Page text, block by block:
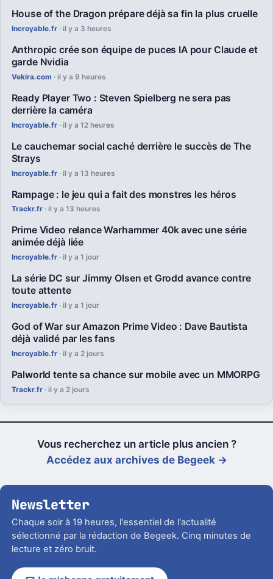
House of the Dragon prépare déjà sa fin la plus cruelle
Incroyable.fr· il y a 3 heures
Anthropic crée son équipe de puces IA pour Claude et
garde Nvidia
Vekira.com · il y a 9 heures
Ready Player Two : Steven Spielberg ne sera pas
derrière la caméra
Incroyable.fr· il y a 12 heures
Le cauchemar social caché derrière le succès de The
Strays
Incroyable.fr· il y a 13 heures
Rampage : le jeu qui a fait des monstres les héros
Trackr.fr· il y a 13 heures
Prime Video relance Warhammer 40k avec une série
animée déjà liée
Incroyable.fr· il y a 1 jour
La série DC sur Jimmy Olsen et Grodd avance contre
toute attente
Incroyable.fr· il y a 1 jour
God of War sur Amazon Prime Video : Dave Bautista
déjà validé par les fans
Incroyable.fr· il y a 2 jours
Palworld tente sa chance sur mobile avec un MMORPG
Trackr.fr· il y a 2 jours
Vous recherchez un article plus ancien ?
Accédez aux archives de Begeek →
Newsletter
Chaque soir à 19 heures, l'essentiel de l'actualité
sélectionné par la rédaction de Begeek. Cinq minutes de
lecture et zéro bruit.